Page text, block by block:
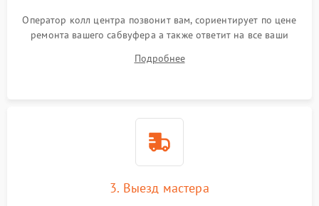
Оператор колл центра позвонит вам, сориентирует по цене
ремонта вашего сабвуфера а также ответит на все ваши
Подробнее
3. Выезд мастера